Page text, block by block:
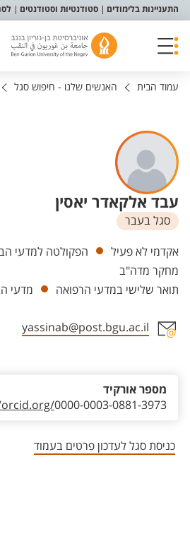
תפריט נגישות
התעניינות בלימודים סטודנטיות וסטודנטים
עמוד הבית האנשים שלנו - חיפוש סגל
עבד אלקאדר יאסין
סגל בעבר
יחידות
אקדמי לא פעיל
הפקולטה למדעי
מחקר מדה"ב
תואר שלישי במדעי הרפואה
מדעי
yassinab@post.bgu.ac.il
0000-0003-0881-3973
מספר אורקיד
כניסת סגל לעדכון פרטים בעמוד